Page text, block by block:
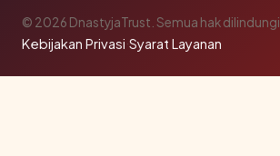
© 2026 DnastyjaTrust. Semua hak dilindungi.
Kebijakan Privasi·Syarat Layanan